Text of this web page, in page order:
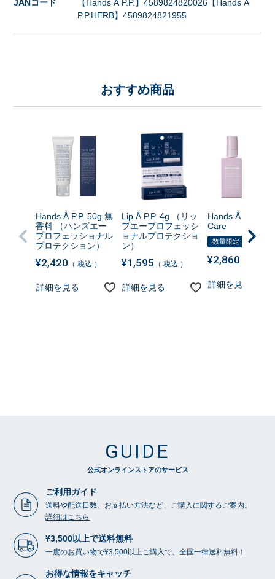
JANコード
【Hands Å P.P.】4589824820026【Hands Å
P.P.HERB】4589824821955
おすすめ商品
Hands Å P.P. 50g 無
香料 （ハンズエー
プロフェッショナル
プロテクション）
¥2,420 税込
詳細を見る
Lip Å P.P. 4g （リッ
プエープロフェッシ
ョナルプロテクショ
ン）
¥1,595 税込
詳細を見る
Hands Å P.P.
Care
数量限定
¥2,860
詳細を見る
GUIDE
公式オンラインストアのサービス
ご利用ガイド
送料や配送日数、お支払い方法など、ご購入に関するご案内。
詳細はこちら
¥3,500以上で送料無料
一度のお買い物で¥3,500以上ご購入で、全国一律送料無料！
お得な情報をキャッチ